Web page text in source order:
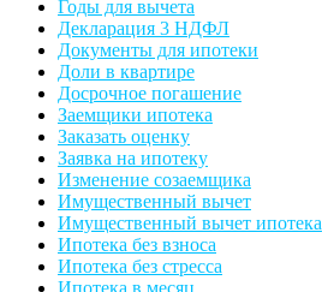
Годы для вычета
Декларация 3 НДФЛ
Документы для ипотеки
Доли в квартире
Досрочное погашение
Заемщики ипотека
Заказать оценку
Заявка на ипотеку
Изменение созаемщика
Имущественный вычет
Имущественный вычет ипотека
Ипотека без взноса
Ипотека без стресса